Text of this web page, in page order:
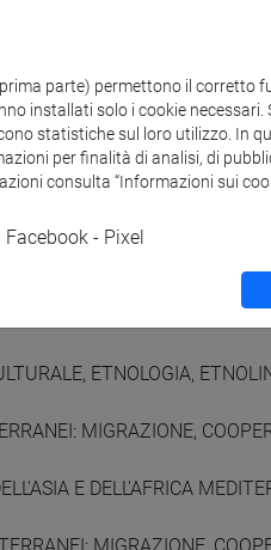
ETNOLOGIA,
MIGRAZIONE,
E DELL'AFRICA
parte) permettono il
installati solo i cookie
statistiche sul loro utilizzo. In
per finalità di analisi, di
consulta “Informazioni sui
Facebook - Pixel